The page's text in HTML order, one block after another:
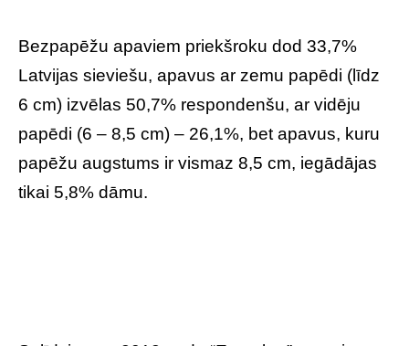
Bezpapēžu apaviem priekšroku dod 33,7%
Latvijas sieviešu, apavus ar zemu papēdi (līdz
6 cm) izvēlas 50,7% respondenšu, ar vidēju
papēdi (6 – 8,5 cm) – 26,1%, bet apavus, kuru
papēžu augstums ir vismaz 8,5 cm, iegādājas
tikai 5,8% dāmu.